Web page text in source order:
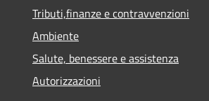
Tributi,finanze e contravvenzioni
Ambiente
Salute, benessere e assistenza
Autorizzazioni